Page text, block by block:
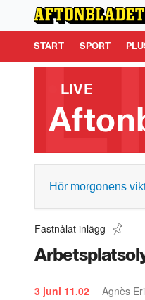
START SPORT
Aftonbladet
Tipsa oss
LIVE
Hör morgonens
Fastnålat inlägg
3 juni 11.02 Agnès